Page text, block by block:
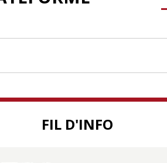
FIL D'INFO
30.06
Canicule : les
soutenir le commerce
magasin à La Défense